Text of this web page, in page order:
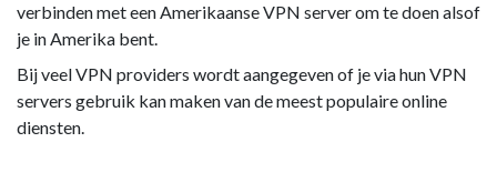
verbinden met een Amerikaanse VPN server om te doen alsof
je in Amerika bent.
Bij veel VPN providers wordt aangegeven of je via hun VPN
servers gebruik kan maken van de meest populaire online
diensten.